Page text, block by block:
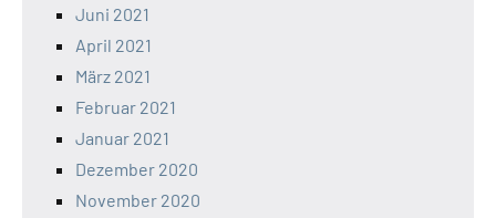
Juni 2021
April 2021
März 2021
Februar 2021
Januar 2021
Dezember 2020
November 2020